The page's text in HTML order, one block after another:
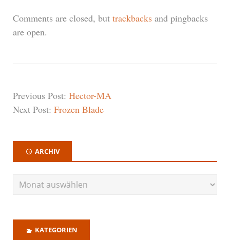
Comments are closed, but trackbacks and pingbacks
are open.
Previous Post: Hector-MA
Next Post: Frozen Blade
ARCHIV
KATEGORIEN